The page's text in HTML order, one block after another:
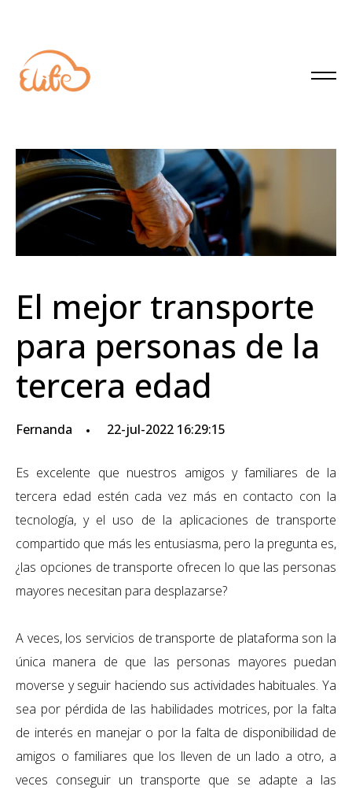
El mejor transporte
para personas de la
tercera edad
Fernanda 22-jul-2022 16:29:15
Es excelente que nuestros amigos y familiares de la
tercera edad estén cada vez más en contacto con la
tecnología, y el uso de la aplicaciones de transporte
compartido que más les entusiasma, pero la pregunta es,
¿las opciones de transporte ofrecen lo que las personas
mayores necesitan para desplazarse?
A veces, los servicios de transporte de plataforma son la
única manera de que las personas mayores puedan
moverse y seguir haciendo sus actividades habituales. Ya
sea por pérdida de las habilidades motrices, por la falta
de interés en manejar o por la falta de disponibilidad de
amigos o familiares que los lleven de un lado a otro, a
veces conseguir un transporte que se adapte a las